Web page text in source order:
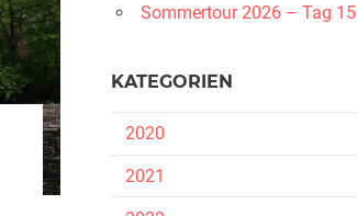
Sommertour 2026 – Tag 15
KATEGORIEN
2020
2021